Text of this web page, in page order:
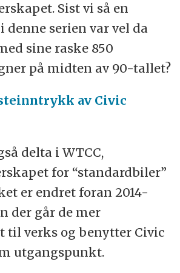
Sist vi så en
denne serien var vel da
sine raske 850
på midten av 90-tallet?
av Civic
delta i WTCC,
for “standardbiler”
er endret foran 2014-
der går de mer
til verks og benytter Civic
utgangspunkt.